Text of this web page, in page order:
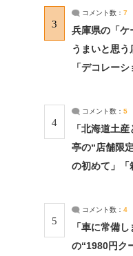
3
コメント数： 7
兵庫県の「
うまいと思
「デコレー
4
コメント数： 5
「北海道土
亭の“店舗限
の初めて」「
5
コメント数： 4
「車に常備
の“1980円ク